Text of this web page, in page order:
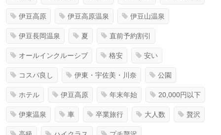
伊豆高原 伊豆高原温泉 伊豆山温泉
伊豆長岡温泉 夏 直前予約割引
オールインクルーシブ 格安 安い
コスパ良し 伊東・宇佐美・川奈 公園
ホテル 伊豆高原 年末年始 20,000円以下
伊東温泉 車 卒業旅行 大人数 贅沢